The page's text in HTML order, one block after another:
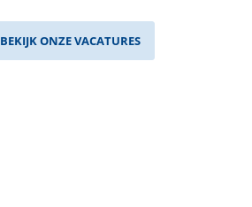
BEKIJK ONZE VACATURES